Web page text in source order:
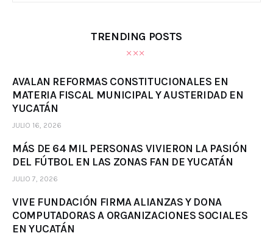
TRENDING POSTS
AVALAN REFORMAS CONSTITUCIONALES EN
MATERIA FISCAL MUNICIPAL Y AUSTERIDAD EN
YUCATÁN
JULIO 16, 2026
MÁS DE 64 MIL PERSONAS VIVIERON LA PASIÓN
DEL FÚTBOL EN LAS ZONAS FAN DE YUCATÁN
JULIO 7, 2026
VIVE FUNDACIÓN FIRMA ALIANZAS Y DONA
COMPUTADORAS A ORGANIZACIONES SOCIALES
EN YUCATÁN